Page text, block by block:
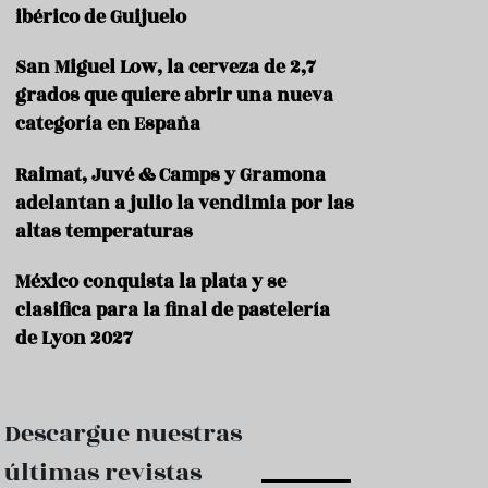
a
u
r
t
s
m
o
ibérico de Guijuelo
San Miguel Low, la cerveza de 2,7
grados que quiere abrir una nueva
categoría en España
Raimat, Juvé & Camps y Gramona
adelantan a julio la vendimia por las
altas temperaturas
México conquista la plata y se
clasifica para la final de pastelería
de Lyon 2027
Descargue nuestras
últimas revistas